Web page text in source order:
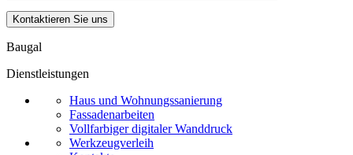
Kontaktieren Sie uns
Baugal
Dienstleistungen
Haus und Wohnungssanierung
Fassadenarbeiten
Vollfarbiger digitaler Wanddruck
Werkzeugverleih